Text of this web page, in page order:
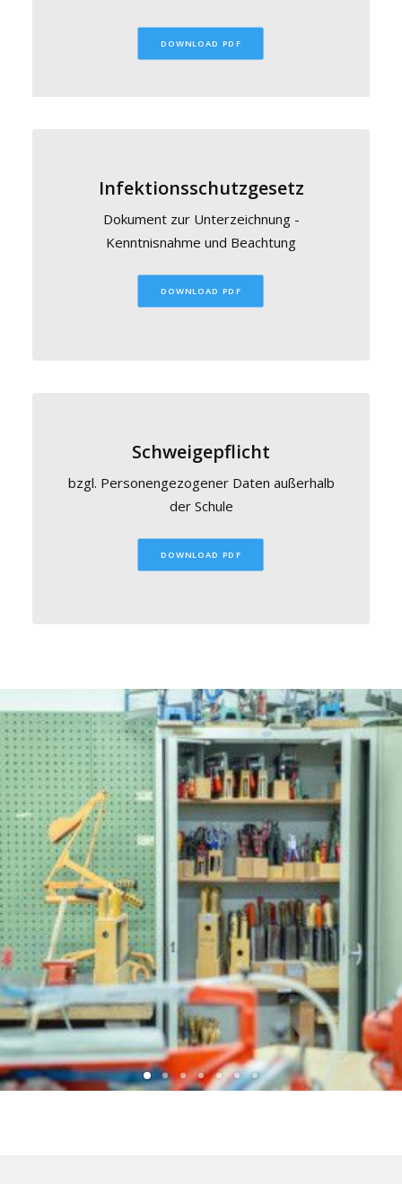
DOWNLOAD PDF
Infektionsschutzgesetz
Dokument zur Unterzeichnung -
Kenntnisnahme und Beachtung
DOWNLOAD PDF
Schweigepflicht
bzgl. Personengezogener Daten außerhalb
der Schule
DOWNLOAD PDF